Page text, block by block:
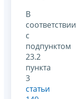
В
соответствии
с
подпунктом
23.2
пункта
3
статьи